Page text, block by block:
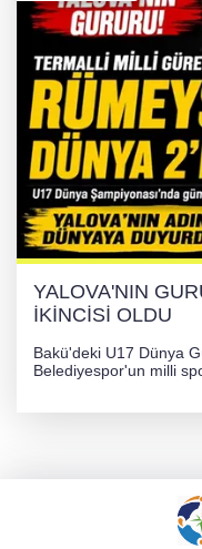
YALOVA'NIN
İKİNCİSİ OLDU
Bakü'deki U17 Dünya
Belediyespor'un milli